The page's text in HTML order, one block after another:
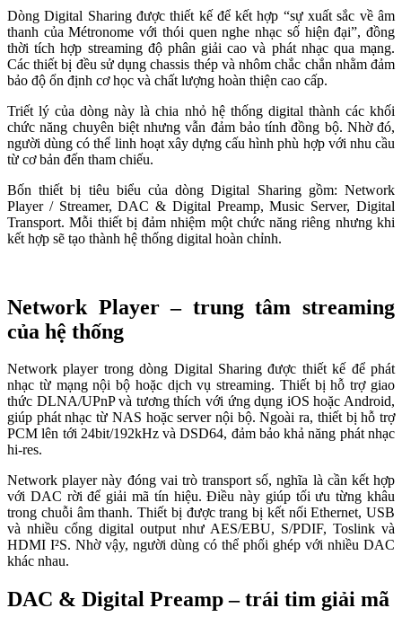
Dòng Digital Sharing được thiết kế để kết hợp “sự xuất sắc về âm
thanh của Métronome với thói quen nghe nhạc số hiện đại”, đồng
thời tích hợp streaming độ phân giải cao và phát nhạc qua mạng.
Các thiết bị đều sử dụng chassis thép và nhôm chắc chắn nhằm đảm
bảo độ ổn định cơ học và chất lượng hoàn thiện cao cấp.
Triết lý của dòng này là chia nhỏ hệ thống digital thành các khối
chức năng chuyên biệt nhưng vẫn đảm bảo tính đồng bộ. Nhờ đó,
người dùng có thể linh hoạt xây dựng cấu hình phù hợp với nhu cầu
từ cơ bản đến tham chiếu.
Bốn thiết bị tiêu biểu của dòng Digital Sharing gồm: Network
Player / Streamer, DAC & Digital Preamp, Music Server, Digital
Transport. Mỗi thiết bị đảm nhiệm một chức năng riêng nhưng khi
kết hợp sẽ tạo thành hệ thống digital hoàn chỉnh.
Network Player – trung tâm streaming
của hệ thống
Network player trong dòng Digital Sharing được thiết kế để phát
nhạc từ mạng nội bộ hoặc dịch vụ streaming. Thiết bị hỗ trợ giao
thức DLNA/UPnP và tương thích với ứng dụng iOS hoặc Android,
giúp phát nhạc từ NAS hoặc server nội bộ. Ngoài ra, thiết bị hỗ trợ
PCM lên tới 24bit/192kHz và DSD64, đảm bảo khả năng phát nhạc
hi-res.
Network player này đóng vai trò transport số, nghĩa là cần kết hợp
với DAC rời để giải mã tín hiệu. Điều này giúp tối ưu từng khâu
trong chuỗi âm thanh. Thiết bị được trang bị kết nối Ethernet, USB
và nhiều cổng digital output như AES/EBU, S/PDIF, Toslink và
HDMI I²S. Nhờ vậy, người dùng có thể phối ghép với nhiều DAC
khác nhau.
DAC & Digital Preamp – trái tim giải mã